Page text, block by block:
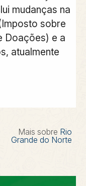
mudanças na
sobre
Doações) e a
atualmente
Mais sobre Rio
Grande do Norte